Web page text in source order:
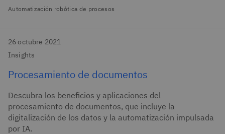
Automatización robótica de procesos
26 octubre 2021
Insights
Procesamiento de documentos
Descubra los beneficios y aplicaciones del
procesamiento de documentos, que incluye la
digitalización de los datos y la automatización impulsada
por IA.